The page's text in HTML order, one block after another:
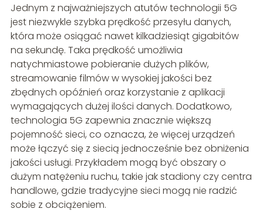
Jednym z najważniejszych atutów technologii 5G
jest niezwykle szybka prędkość przesyłu danych,
która może osiągać nawet kilkadziesiąt gigabitów
na sekundę. Taka prędkość umożliwia
natychmiastowe pobieranie dużych plików,
streamowanie filmów w wysokiej jakości bez
zbędnych opóźnień oraz korzystanie z aplikacji
wymagających dużej ilości danych. Dodatkowo,
technologia 5G zapewnia znacznie większą
pojemność sieci, co oznacza, że więcej urządzeń
może łączyć się z siecią jednocześnie bez obniżenia
jakości usługi. Przykładem mogą być obszary o
dużym natężeniu ruchu, takie jak stadiony czy centra
handlowe, gdzie tradycyjne sieci mogą nie radzić
sobie z obciążeniem.